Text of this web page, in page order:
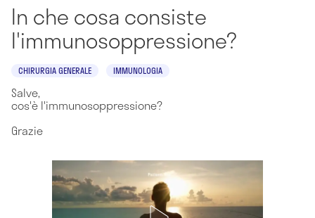
In che cosa consiste
l'immunosoppressione?
CHIRURGIA GENERALE IMMUNOLOGIA
Salve,
cos'è l'immunosoppressione?
Grazie